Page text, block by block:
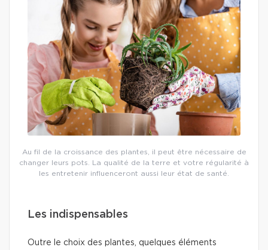
Au fil de la croissance des plantes, il peut être nécessaire de
changer leurs pots. La qualité de la terre et votre régularité à
les entretenir influenceront aussi leur état de santé.
Les indispensables
Outre le choix des plantes, quelques éléments